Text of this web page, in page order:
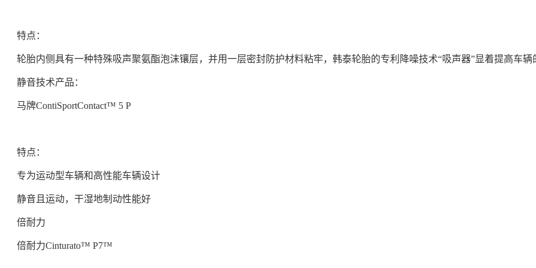
特点：
轮胎内侧具有一种特殊吸声聚氨酯泡沫镶层，并用一层密封防护材料粘牢，韩泰轮胎的专利降噪技术“吸声器”显着提高车辆
静音技术产品：
马牌ContiSportContact™ 5 P
特点：
专为运动型车辆和高性能车辆设计
静音且运动，干湿地制动性能好
倍耐力
倍耐力Cinturato™ P7™